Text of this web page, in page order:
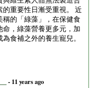
重要性日漸受重視。 近
的「綠藻」，在保健食
，綠藻營養更多元，加
食補之外的養生寵兒。
- 11 years ago